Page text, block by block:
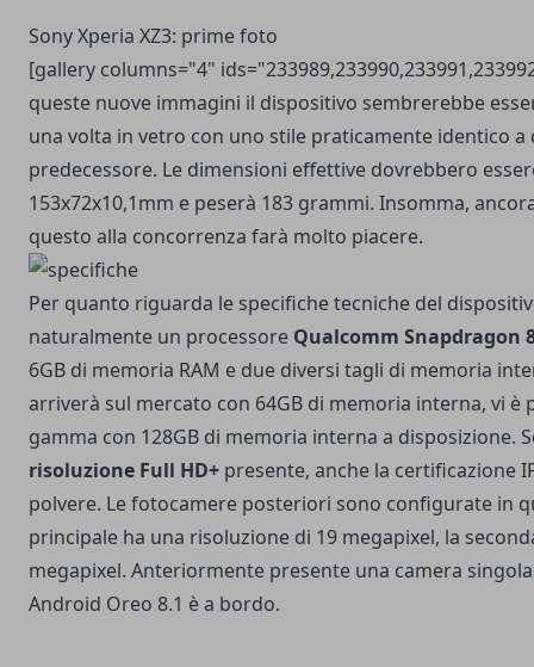
Sony Xperia XZ3: prime foto
[gallery columns="4"
queste nuove immagini il dispositivo sembrerebbe
una volta in vetro con uno stile praticamente identico a
predecessore. Le dimensioni effettive dovrebbero
153x72x10,1mm e peserà 183 grammi. Insomma,
questo alla concorrenza farà molto piacere.
Per quanto riguarda le specifiche tecniche del
naturalmente un processore Qualcomm Snapdragon
6GB di memoria RAM e due diversi tagli di memoria
arriverà sul mercato con 64GB di memoria interna, vi è
gamma con 128GB di memoria interna a disposizione.
risoluzione Full HD+ presente, anche la certificazione
polvere. Le fotocamere posteriori sono configurate in
principale ha una risoluzione di 19 megapixel, la
megapixel. Anteriormente presente una camera
Android Oreo 8.1 è a bordo.